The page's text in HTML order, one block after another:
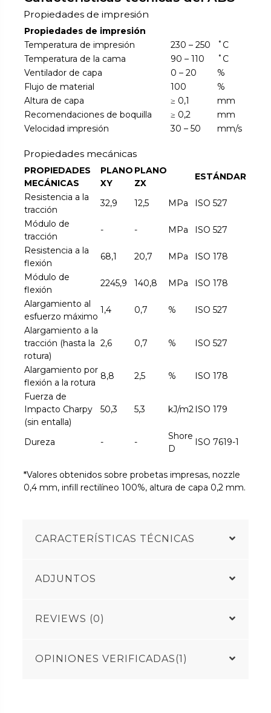
Propiedades de impresión
Propiedades de impresión
Temperatura de impresión
230 – 250
˚C
Temperatura de la cama
90 – 110
˚C
Ventilador de capa
0 – 20
%
Flujo de material
100
%
Altura de capa
≥ 0,1
mm
Recomendaciones de boquilla
≥ 0,2
mm
Velocidad impresión
30 – 50 mm/s
Propiedades mecánicas
PROPIEDADES
MECÁNICAS
PLANO
XY
PLANO
ZX
ESTÁNDAR
Resistencia a la
tracción
32,9 12,5 MPa
ISO 527
Módulo de
tracción
- - MPa
ISO 527
Resistencia a la
flexión
68,1 20,7 MPa
ISO 178
Módulo de
flexión
2245,9 140,8 MPa
ISO 178
Alargamiento al
esfuerzo máximo
1,4 0,7 %
ISO 527
Alargamiento a la
tracción (hasta la
rotura)
2,6 0,7 % ISO 527
Alargamiento por
flexión a la rotura
8,8 2,5 %
ISO 178
Fuerza de
Impacto Charpy
(sin entalla)
50,3 5,3 kJ/m2ISO 179
Dureza - -
Shore
D
ISO 7619-1
*Valores obtenidos sobre probetas impresas, nozzle
0,4 mm, infill rectilíneo 100%, altura de capa 0,2 mm.
CARACTERÍSTICAS TÉCNICAS
ADJUNTOS
REVIEWS (0)
OPINIONES VERIFICADAS(1)